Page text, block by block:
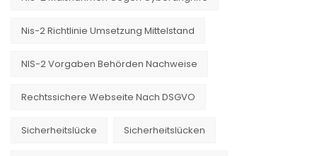
Nis-2 Richtlinie Umsetzung Mittelstand
NIS-2 Vorgaben Behörden Nachweise
Rechtssichere Webseite Nach DSGVO
Sicherheitslücke Sicherheitslücken